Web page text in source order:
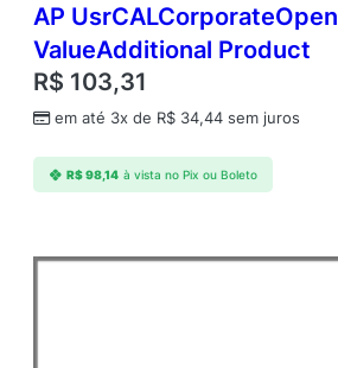
AP UsrCALCorporateOpen
ValueAdditional Product
R$ 103,31
em até 3x de R$ 34,44 sem juros
R$98,14 à vista no Pix ou Boleto